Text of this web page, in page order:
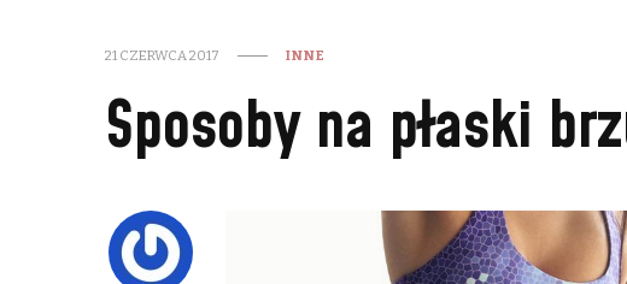
21 CZERWCA 2017 INNE
Sposoby na płaski